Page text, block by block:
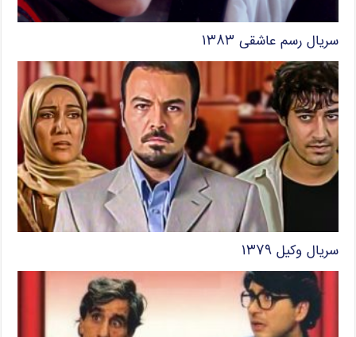
سریال رسم عاشقی ۱۳۸۳
سریال وکیل ۱۳۷۹